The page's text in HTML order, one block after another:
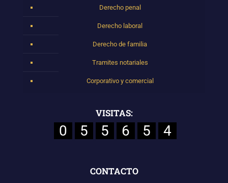
Derecho penal
Derecho laboral
Derecho de familia
Tramites notariales
Corporativo y comercial
VISITAS:
0 5 5 6 5 4
CONTACTO